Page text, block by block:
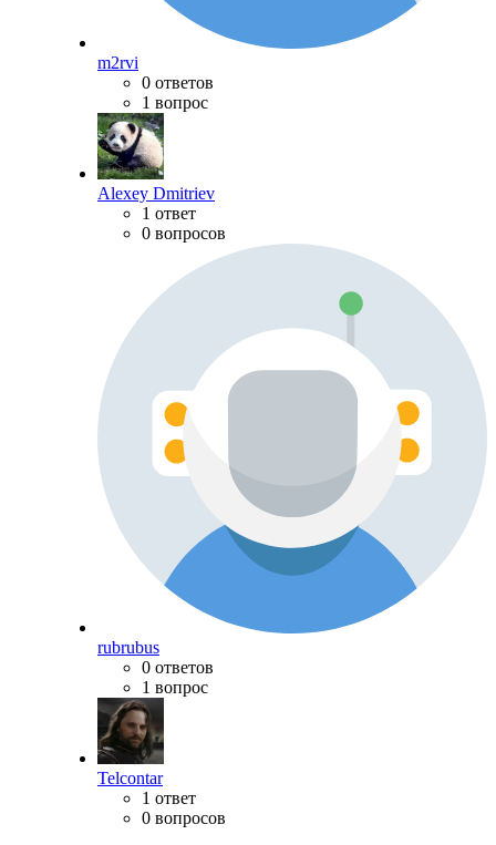
m2rvi
0 ответов
1 вопрос
Alexey Dmitriev
1 ответ
0 вопросов
rubrubus
0 ответов
1 вопрос
Telcontar
1 ответ
0 вопросов